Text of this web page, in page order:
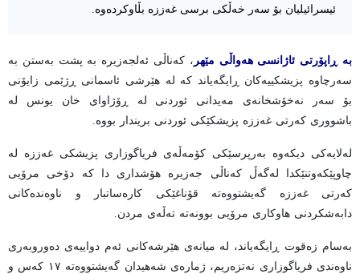
ئیسرائیلیان بۆ سەر خەڵکی برسی غەززە بڵاوکردەوە.
بە ڕاپۆرتی ئاژانسی هەواڵی مێهر ، کەناڵی ئەلجەزیرە بە پشت بەستن بە
سەرچاوە پزیشکییەکان ڕایگەیاند کە لە هێرشی ئاسمانی ڕژێمی زایۆنی
بۆ سەر نەخۆشخانەی مەیدانی ئوردنی لە ڕۆژاوای خان یونس لە
باشووری کەرتی غەززە پزیشکێکی ئوردنی بریندار بووە.
لەلایەکی دیکەوە بەرپرسێکی کۆمەڵەی فریاگوزاری پزیشکی غەززە لە
چاوپێکەوتنێکدا لەگەڵ کەناڵی جەزیرە هۆشداری دا کە دۆخی مرۆیی
کەرتی غەززە گەیشتووەتە قۆناغێکی کارەساتبار و ناوەندەکانی
دابەشکردنی هاوکاری مرۆیی بوونەتە تەڵەی مردن.
بەسام زەقوت ڕایگەیاند، لە میانەی هێرشەکانی ئەم دواییەی دەوروبەری
ناوەندی فریاگوزاری نەتزەریم، ژمارەی شەهیدان گەیشتووەتە ١٧ کەس و